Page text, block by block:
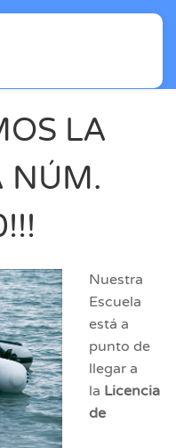
LA
NÚM.
Nuestra
Escuela
está a
punto de
llegar a
la Licencia
de